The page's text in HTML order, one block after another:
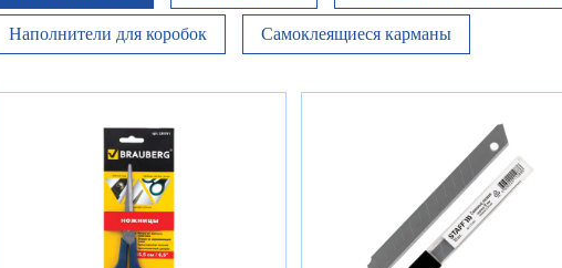
Наполнители для коробок Самоклеящиеся карманы